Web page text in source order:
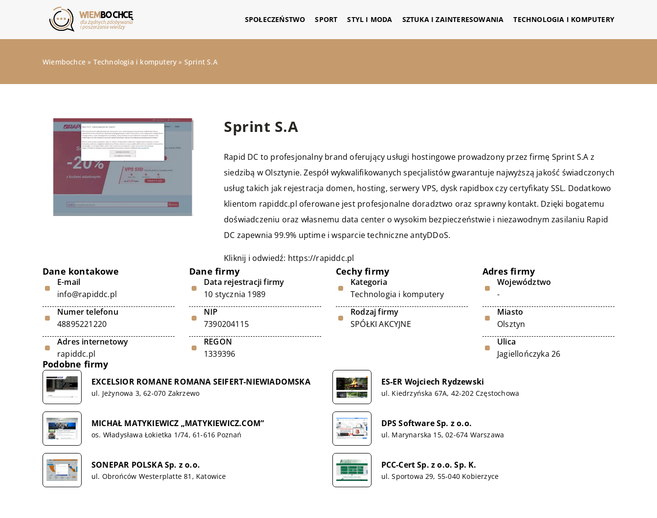
SPOŁECZEŃSTWO SPORT STYL I MODA SZTUKA I ZAINTERESOWANIA TECHNOLOGIA I KOMPUTERY
Wiembochce » Technologia i komputery » Sprint S.A
Sprint S.A
Rapid DC to profesjonalny brand oferujący usługi hostingowe prowadzony przez firmę Sprint S.A z
siedzibą w Olsztynie. Zespół wykwalifikowanych specjalistów gwarantuje najwyższą jakość świadczonych
usług takich jak rejestracja domen, hosting, serwery VPS, dysk rapidbox czy certyfikaty SSL. Dodatkowo
klientom rapiddc.pl oferowane jest profesjonalne doradztwo oraz sprawny kontakt. Dzięki bogatemu
doświadczeniu oraz własnemu data center o wysokim bezpieczeństwie i niezawodnym zasilaniu Rapid
DC zapewnia 99.9% uptime i wsparcie techniczne antyDDoS.
Kliknij i odwiedź: https://rapiddc.pl
Dane kontakowe
E-mail
info@rapiddc.pl
Numer telefonu
48895221220
Adres internetowy
rapiddc.pl
Dane firmy
Data rejestracji firmy
10 stycznia 1989
NIP
7390204115
REGON
1339396
Cechy firmy
Kategoria
Technologia i komputery
Rodzaj firmy
SPÓŁKI AKCYJNE
Adres firmy
Województwo
-
Miasto
Olsztyn
Ulica
Jagiellończyka 26
Podobne firmy
EXCELSIOR ROMANE ROMANA SEIFERT-NIEWIADOMSKA
ul. Jeżynowa 3, 62-070 Zakrzewo
ES-ER Wojciech Rydzewski
ul. Kiedrzyńska 67A, 42-202 Częstochowa
MICHAŁ MATYKIEWICZ „MATYKIEWICZ.COM”
os. Władysława Łokietka 1/74, 61-616 Poznań
DPS Software Sp. z o.o.
ul. Marynarska 15, 02-674 Warszawa
SONEPAR POLSKA Sp. z o.o.
ul. Obrońców Westerplatte 81, Katowice
PCC-Cert Sp. z o.o. Sp. K.
ul. Sportowa 29, 55-040 Kobierzyce